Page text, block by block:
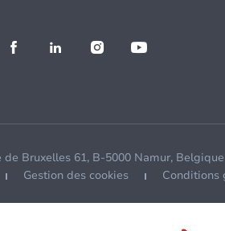
Bruxelles 61, B-5000 Namur, Belgique
Gestion des cookies Conditions